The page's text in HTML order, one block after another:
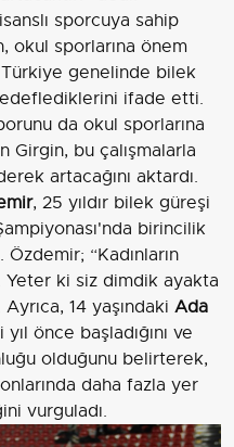
sporcuya sahip
okul sporlarına önem
genelinde bilek
ifade etti.
da okul sporlarına
Girgin, bu çalışmalarla
artacağını aktardı.
, 25 yıldır bilek güreşi
birincilik
“Kadınların
Yeter ki siz dimdik ayakta
14 yaşındaki Ada
önce başladığını ve
olduğunu belirterek,
daha fazla yer
vurguladı.